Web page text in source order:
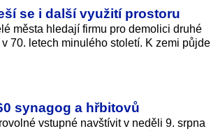
se i další využití prostoru
města hledají firmu pro demolici druhé
70. letech minulého století. K zemi půjde
synagog a hřbitovů
vstupné navštívit v neděli 9. srpna